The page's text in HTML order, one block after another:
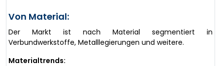
Von Material:
Der Markt ist nach Material segmentiert in
Verbundwerkstoffe, Metalllegierungen und weitere.
Materialtrends: